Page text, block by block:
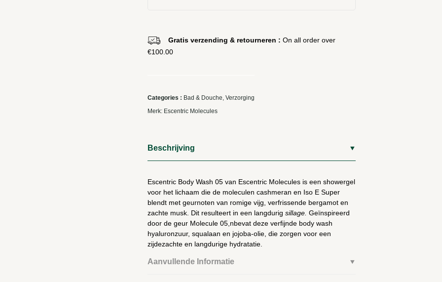
Gratis verzending & retourneren : On all order over
€100.00
Categories : Bad & Douche Verzorging
Merk: Escentric Molecules
Beschrijving
Escentric Body Wash 05 van Escentric Molecules is een showergel
voor het lichaam die de moleculen cashmeran en Iso E Super
blendt met geurnoten van romige vijg, verfrissende bergamot en
zachte musk. Dit resulteert in een langdurig sillage. Geïnspireerd
door de geur Molecule 05,nbevat deze verfijnde body wash
hyaluronzuur, squalaan en jojoba-olie, die zorgen voor een
zijdezachte en langdurige hydratatie.
Aanvullende Informatie